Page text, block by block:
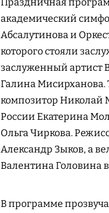
академический
Абсалутинова и
которого стояли
заслуженный артист
Галина Мисирханова.
композитор Николай
России Екатерина
Ольга Чиркова.
Александр Зыков, а
Валентина Головина
В программе